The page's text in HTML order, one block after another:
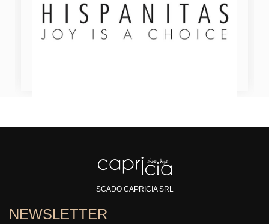
SCADO CAPRICIA SRL
NEWSLETTER